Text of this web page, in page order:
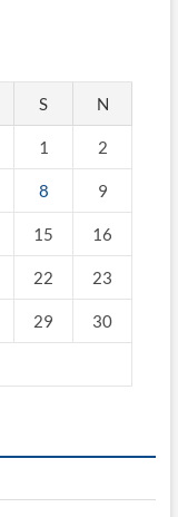
S N
1 2
8 9
15 16
22 23
29 30